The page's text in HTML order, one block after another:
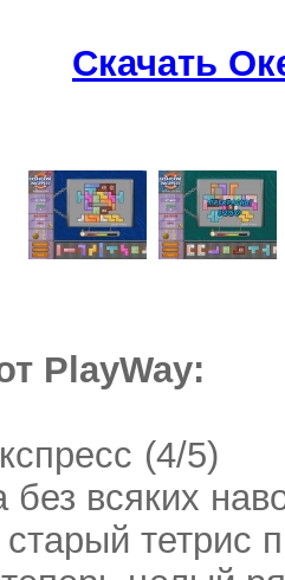
Скачать
PlayWay:
(4/5)
всяких
тетрис